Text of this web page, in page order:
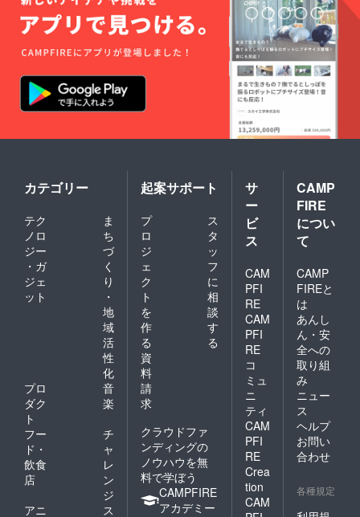
カテゴリー
テク
ノロ
ジー
・ガ
ジェ
ット
ま
ち
づ
く
り
・
地
域
活
性
化
プロ
ダク
ト
音
楽
フー
ド・
飲食
店
チ
ャ
レ
ン
ジ
アニ
ス
起案サポート
プ
ロ
ジ
ェ
ク
ト
を
作
る
ス
タ
ッ
フ
に
相
談
す
る
資
料
請
求
クラウドファ
ンディングの
ノウハウを無
料で学ぼう
CAMPFIRE
アカデミー
サ
ー
ビ
ス
CAM
PFI
RE
CAM
PFI
RE
コ
ミュ
ニ
ティ
CAM
PFI
RE
Crea
tion
CAM
CAMP
FIRE
につい
て
CAMP
FIREと
は
あんし
ん・安
全への
取り組
み
ニュー
ス
ヘルプ
お問い
合わせ
各種規定